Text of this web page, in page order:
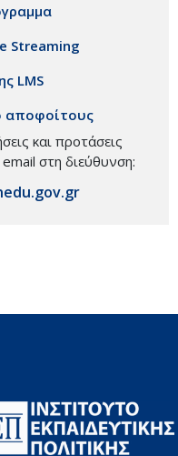
Streaming
LMS
αποφοίτους
και προτάσεις
στη διεύθυνση: